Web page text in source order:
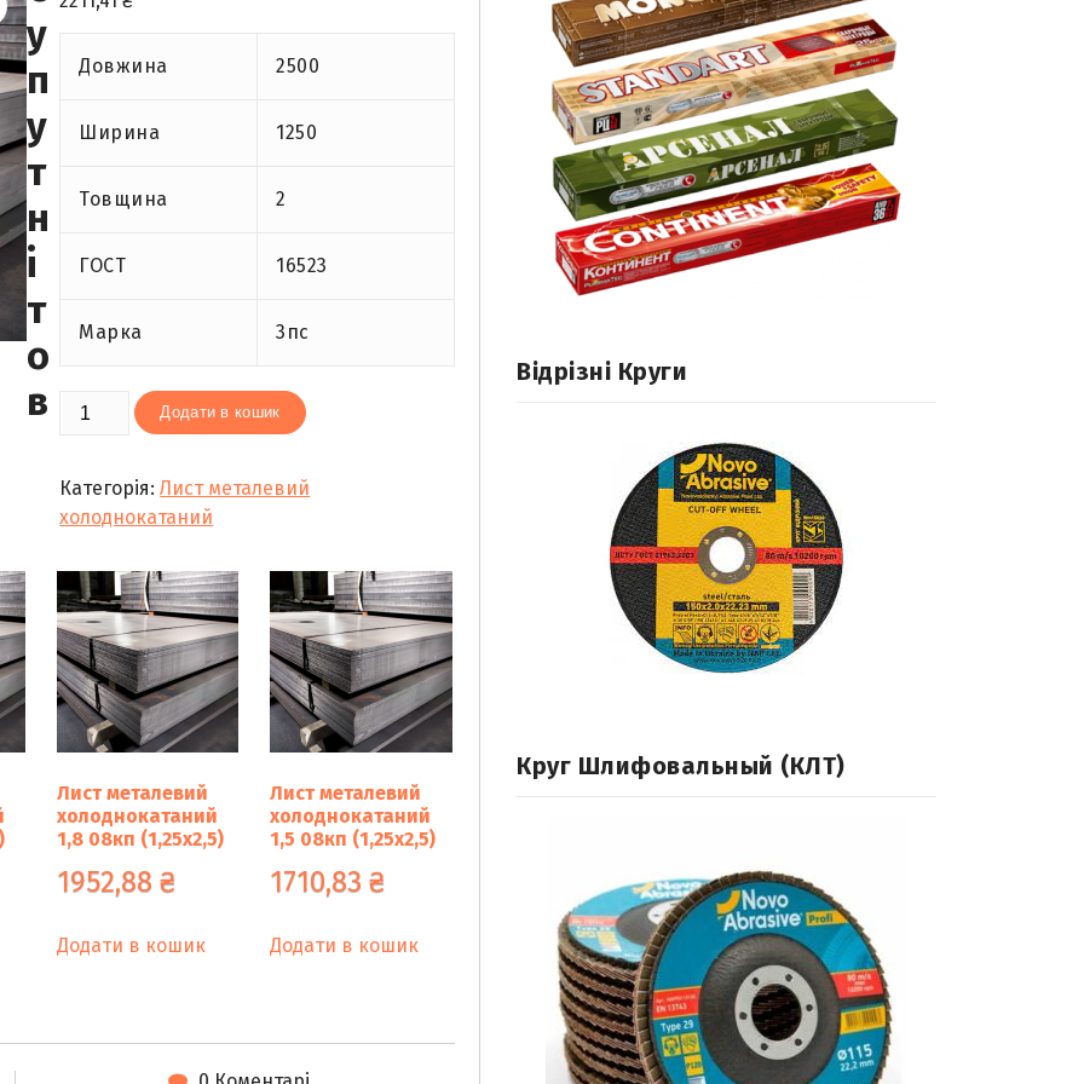
Довжина 2500
Ширина 1250
Товщина 2
ГОСТ 16523
Марка 3пс
Лист
металевий
2
(1,25х2,5)
Додати в кошик
Категорія:Лист металевий
холоднокатаний
у
п
у
т
н
і
т
о
в
Лист металевий
холоднокатаний
1,8 08кп (1,25х2,5)
1952,88₴
Додати в кошик
Лист металевий
холоднокатаний
1,5 08кп (1,25х2,5)
1710,83₴
Додати в кошик
Відрізні Круги
Круг Шлифовальный (КЛТ)